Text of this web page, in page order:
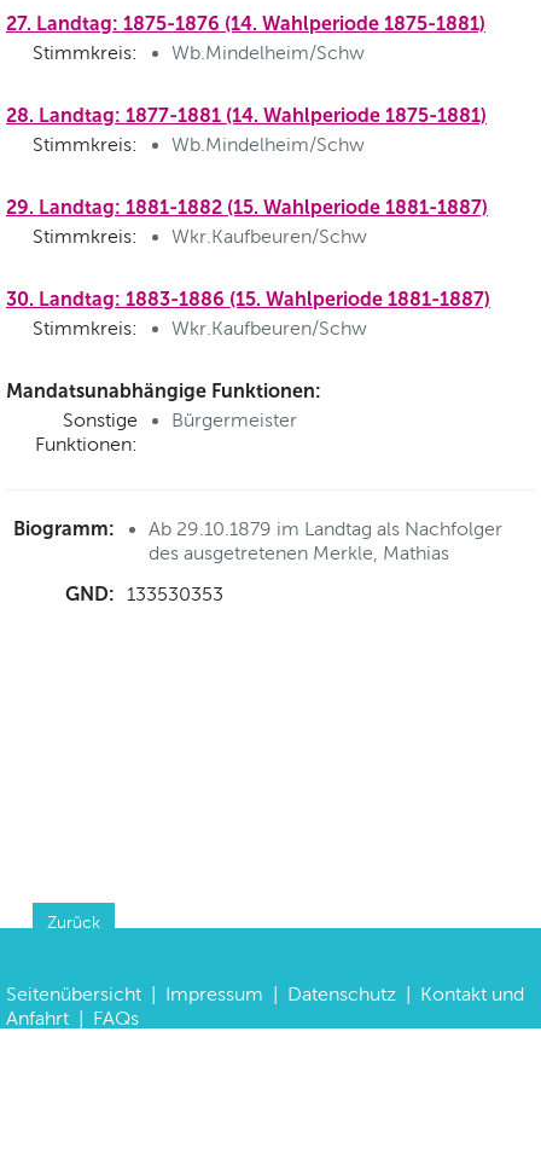
27. Landtag: 1875-1876 (14. Wahlperiode 1875-1881)
Stimmkreis: Wb.Mindelheim/Schw
28. Landtag: 1877-1881 (14. Wahlperiode 1875-1881)
Stimmkreis: Wb.Mindelheim/Schw
29. Landtag: 1881-1882 (15. Wahlperiode 1881-1887)
Stimmkreis: Wkr.Kaufbeuren/Schw
30. Landtag: 1883-1886 (15. Wahlperiode 1881-1887)
Stimmkreis: Wkr.Kaufbeuren/Schw
Mandatsunabhängige Funktionen:
Sonstige
Funktionen:
Bürgermeister
Biogramm:
Ab 29.10.1879 im Landtag als Nachfolger
des ausgetretenen Merkle, Mathias
GND: 133530353
Zurück
Seitenübersicht Impressum Datenschutz
Kontakt und
Anfahrt
FAQs